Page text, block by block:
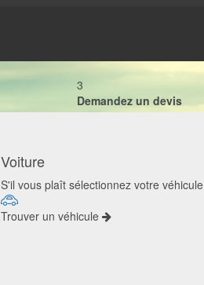
3
Demandez un devis
Voiture
S'il vous plaît sélectionnez votre véhicule
Trouver un véhicule